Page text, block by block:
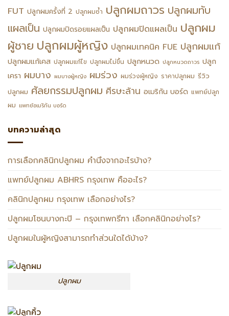
FUT ปลูกผมครั้งที่ 2 ปลูกผมซ้ำ ปลูกผมถาวร ปลูกผมทับ
แผลเป็น ปลูกผมปิดรอยแผลเป็น ปลูกผมปิดแผลเป็น ปลูกผม
ผู้ชาย ปลูกผมผู้หญิง ปลูกผมเทคนิค FUE ปลูกผมแก้
ปลูกผมแก้เคส ปลูกผมแก้ไข ปลูกผมไม่ขึ้น ปลูกหนวด ปลูกหนวดถาวร ปลูก
เครา ผมบาง ผมบางผู้หญิง ผมร่วง ผมร่วงผู้หญิง ราคาปลูกผม รีวิว
ปลูกผม ศัลยกรรมปลูกผม ศีรษะล้าน อเมริกัน บอร์ด แพทย์ปลูก
ผม แพทย์อเมริกัน บอร์ด
บทความล่าสุด
การเลือกคลินิกปลูกผม คำนึงจากอะไรบ้าง?
แพทย์ปลูกผม ABHRS กรุงเทพ คืออะไร?
คลินิกปลูกผม กรุงเทพ เลือกอย่างไร?
ปลูกผมโซนบางกะปิ – กรุงเทพกรีฑา เลือกคลินิกอย่างไร?
ปลูกผมในผู้หญิงสามารถทำส่วนใดได้บ้าง?
ปลูกผม